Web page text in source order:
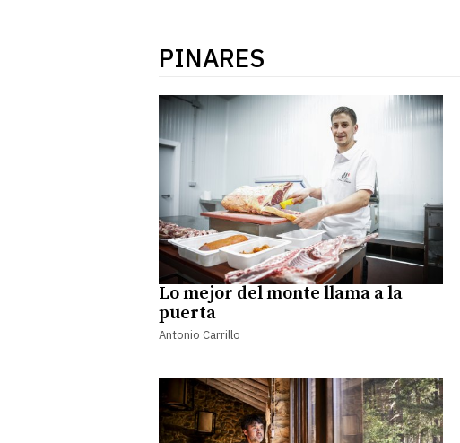
PINARES
Lo mejor del monte llama a la
puerta
Antonio Carrillo